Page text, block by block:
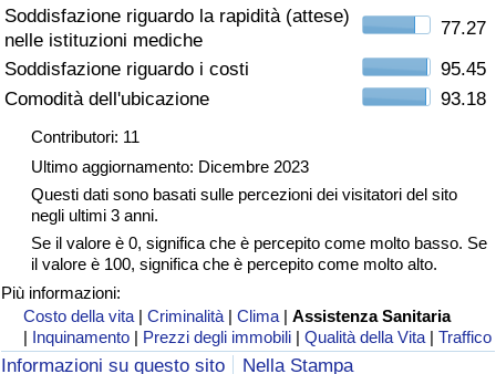
Soddisfazione riguardo la rapidità (attese)
nelle istituzioni mediche
77.27
Soddisfazione riguardo i costi
95.45
Comodità dell'ubicazione
93.18
Contributori: 11
Ultimo aggiornamento: Dicembre 2023
Questi dati sono basati sulle percezioni dei visitatori del sito
negli ultimi 3 anni.
Se il valore è 0, significa che è percepito come molto basso. Se
il valore è 100, significa che è percepito come molto alto.
Più informazioni:
Costo della vita |Criminalità |Clima |Assistenza Sanitaria
| Inquinamento | Prezzi degli immobili |Qualità della Vita |Traffico
Informazioni su questo sito Nella Stampa
Indice dell’Assistenza Sanitaria
Indice dell’Assistenza Sanitaria per
Inquinamento
Indice dell’Inquinamento (Corrente)
Indice di inquinamento
Indice dell’Inquinamento per Nazione